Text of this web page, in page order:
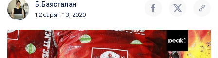
Б.Баясгалан
12 сарын 13, 2020